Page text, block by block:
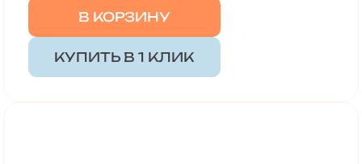
В КОРЗИНУ
КУПИТЬ В 1 КЛИК